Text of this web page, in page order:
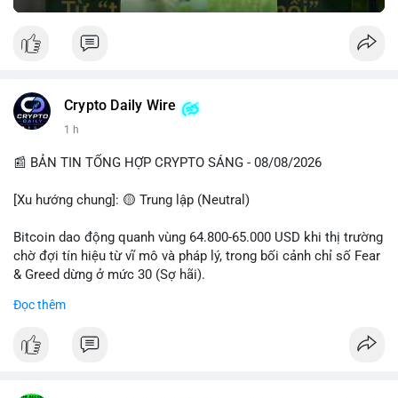
Crypto Daily Wire
1 h
📰 BẢN TIN TỔNG HỢP CRYPTO SÁNG - 08/08/2026
[Xu hướng chung]: 🟡 Trung lập (Neutral)
Bitcoin dao động quanh vùng 64.800-65.000 USD khi thị trường
chờ đợi tín hiệu từ vĩ mô và pháp lý, trong bối cảnh chỉ số Fear
& Greed dừng ở mức 30 (Sợ hãi).
- Thị trường & Giá cả: Chuỗi giao dịch cá voi BTC diễn ra dày
triệu USD lúc 08:19 UTC và 61,37 BTC (gần 4 triệu USD) lúc
Đọc thêm